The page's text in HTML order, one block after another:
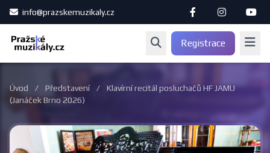
info@prazskemuzikaly.cz
Registrace
Úvod / Představení /
Klavírní recitál posluchačů HF JAMU
(Janáček Brno 2026)